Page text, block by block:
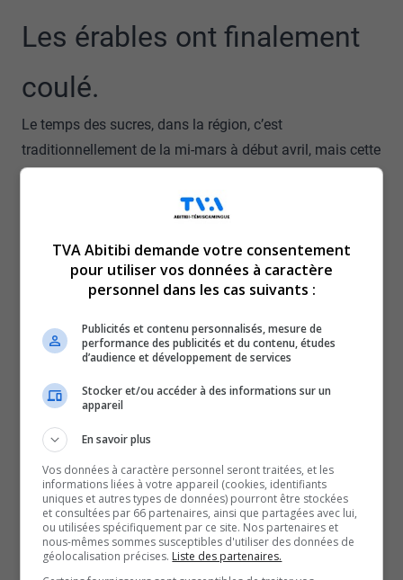
Les érables ont finalement
coulé.
Le temps des sucres, dans la région, c’est
traditionnellement de la mi-mars à début avril, mais cette
année, chez Tem-Sucre, à Laniel, on en est à la deuxième
séance de l’année, explique Hugo Levesque, le
Voilà deux ans qu’Hugo Lévesque a racheté la cabane à
Tem-Sucre joue maintenant dans les ligues majeures,
avec un tout nouvel équipement, mais assure garder
l’esprit traditionnel bien en vie.
confectionner le sirop d’érable, c’est une passion.
Il entrevoit d’ailleurs un avenir prospère pour la
profession au Témiscamingue.
Un regard optimiste qui devra cependant être encadré et
supporté, selon Hugo Lévesque, qui croit que les coupes
massives d’érable pour le bois d’oeuvre doivent
cesser afin de faire prospérer l’acériculture au Québec.
TVA Abitibi demande votre consentement
pour utiliser vos données à caractère
personnel dans les cas suivants :
Publicités et contenu personnalisés, mesure de
performance des publicités et du contenu, études
d’audience et développement de services
Stocker et/ou accéder à des informations sur un
appareil
En savoir plus
Vos données à caractère personnel seront traitées, et les
informations liées à votre appareil (cookies, identifiants
uniques et autres types de données) pourront être stockées
et consultées par 66 partenaires, ainsi que partagées avec lui,
ou utilisées spécifiquement par ce site. Nos partenaires et
nous-mêmes sommes susceptibles d'utiliser des données de
géolocalisation précises. Liste des partenaires.